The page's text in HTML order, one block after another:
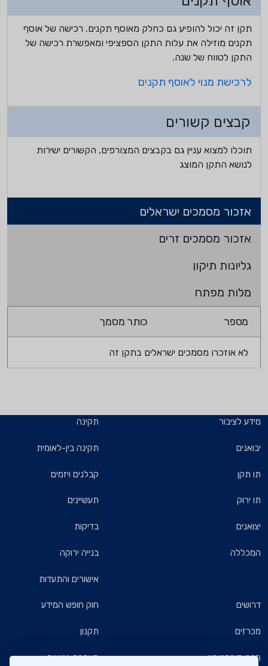
תקן זה יכול להופיע גם כחלק מאוסף תקנים. רכישה של אוסף
תקנים מוזילה את עלות התקן הספציפי ומאפשרת רכישה של
התקן לטווח של שנה.
לרכישת מנוי לאוסף תקנים
קבצים קשורים
תוכלו למצוא עניין גם בקבצים המצורפים, הקשורים ישירות
לנושא התקן המוצג
אזכור מסמכים ישראלים
אזכור מסמכים זרים
גליונות תיקון
מלות מפתח
מספר כותר מסמך
לא אוזכרו מסמכים ישראלים בתקן זה
מידע לציבור
יבואנים
תו תקן
תו ירוק
יצואנים
המכללה
תקינה
תקינה בין-לאומית
קבלנים ויזמים
תעשיינים
בדיקות
בנייה ירוקה
אישורים והתעדות
דרושים
מכרזים
חברי דירקטוריון
חוק חופש המידע
תקנון
הצהרת נגישות